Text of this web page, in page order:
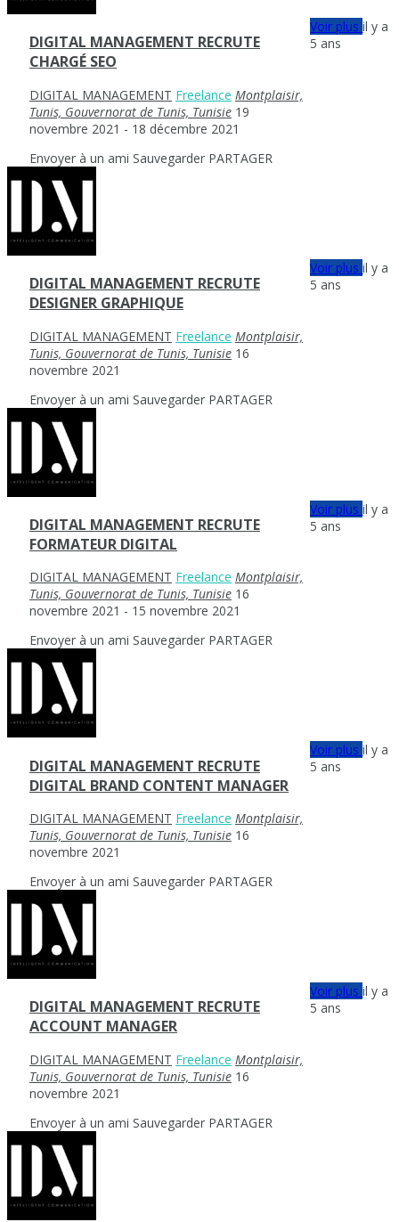
DIGITAL MANAGEMENT RECRUTE
CHARGÉ SEO
DIGITAL MANAGEMENT Freelance Montplaisir,
Tunis, Gouvernorat de Tunis, Tunisie 19
novembre 2021 - 18 décembre 2021
Envoyer à un ami Sauvegarder PARTAGER
Voir plusil y a
5 ans
DIGITAL MANAGEMENT RECRUTE
DESIGNER GRAPHIQUE
DIGITAL MANAGEMENT Freelance Montplaisir,
Tunis, Gouvernorat de Tunis, Tunisie 16
novembre 2021
Envoyer à un ami Sauvegarder PARTAGER
Voir plusil y a
5 ans
DIGITAL MANAGEMENT RECRUTE
FORMATEUR DIGITAL
DIGITAL MANAGEMENT Freelance Montplaisir,
Tunis, Gouvernorat de Tunis, Tunisie 16
novembre 2021 - 15 novembre 2021
Envoyer à un ami Sauvegarder PARTAGER
Voir plusil y a
5 ans
DIGITAL MANAGEMENT RECRUTE
DIGITAL BRAND CONTENT MANAGER
DIGITAL MANAGEMENT Freelance Montplaisir,
Tunis, Gouvernorat de Tunis, Tunisie 16
novembre 2021
Envoyer à un ami Sauvegarder PARTAGER
Voir plusil y a
5 ans
DIGITAL MANAGEMENT RECRUTE
ACCOUNT MANAGER
DIGITAL MANAGEMENT Freelance Montplaisir,
Tunis, Gouvernorat de Tunis, Tunisie 16
novembre 2021
Envoyer à un ami Sauvegarder PARTAGER
Voir plusil y a
5 ans